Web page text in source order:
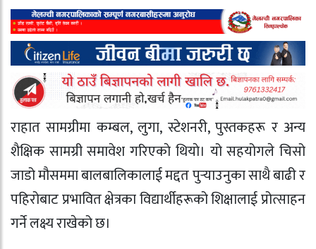
राहात सामग्रीमा कम्बल, लुगा, स्टेशनरी, पुस्तकहरू र अन्य
शैक्षिक सामग्री समावेश गरिएकाे थियाे। यो सहयोगले चिसो
जाडो मौसममा बालबालिकालाई मद्दत पुर्‍याउनुका साथै बाढी र
पहिरोबाट प्रभावित क्षेत्रका विद्यार्थीहरूको शिक्षालाई प्रोत्साहन
गर्ने लक्ष्य राखेको छ।